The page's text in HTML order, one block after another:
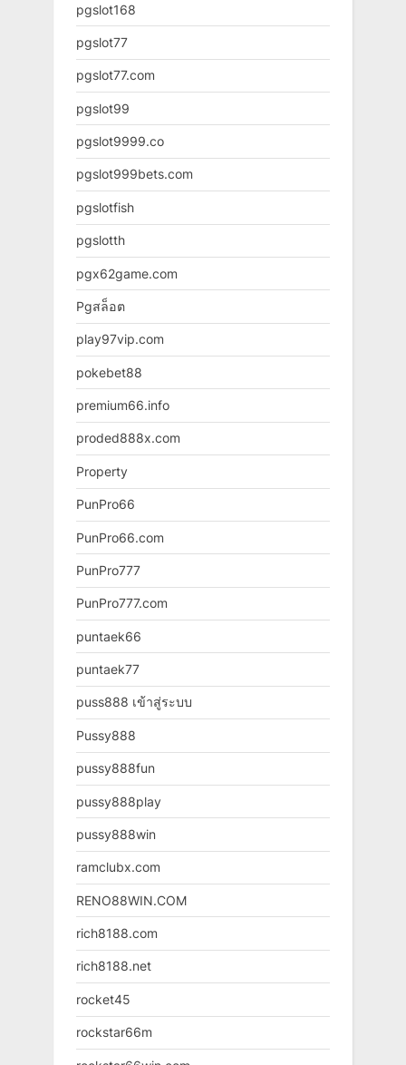
pgslot168
pgslot77
pgslot77.com
pgslot99
pgslot9999.co
pgslot999bets.com
pgslotfish
pgslotth
pgx62game.com
Pgสล็อต
play97vip.com
pokebet88
premium66.info
proded888x.com
Property
PunPro66
PunPro66.com
PunPro777
PunPro777.com
puntaek66
puntaek77
puss888 เข้าสู่ระบบ
Pussy888
pussy888fun
pussy888play
pussy888win
ramclubx.com
RENO88WIN.COM
rich8188.com
rich8188.net
rocket45
rockstar66m